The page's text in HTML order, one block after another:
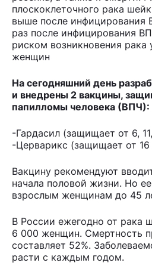
плоскоклеточного рака
выше после инфицирования
раз после инфицирования
риском возникновения
женщин
Hа сегодняшний день
и внедрены 2 вакцины,
папилломы человека (ВПЧ):
-Гардасил (защищает от 6,
-Церварикс (защищает от
Вакцину рекомендуют
начала половой жизни. Но
взрослым женщинам до 45
В России ежегодно от рака
6 000 женщин. Смертность
составляет 52%.
расти с каждым годом.